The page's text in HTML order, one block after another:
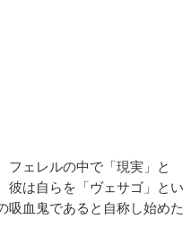
ェレルの中で「現実」と
彼は自らを「ヴェサゴ」とい
吸血鬼であると自称し始めた